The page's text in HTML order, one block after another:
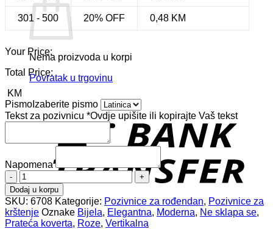
Nema proizvoda u korpi
Povratak u trgovinu
301 - 500 20% OFF 0,48 KM
Your Price:
Total Price:
KM
Pismo Izaberite pismo
Tekst za pozivnicu *Ovdje upišite ili kopirajte Vaš tekst
Napomena
Pozivnica
za
rođendan
6708
količina
Dodaj u korpu
SKU: 6708 Kategorije: Pozivnice za rođendan, Pozivnice za
krštenje Oznake Bijela, Elegantna, Moderna, Ne sklapa se,
Prateća koverta, Roze, Vertikalna